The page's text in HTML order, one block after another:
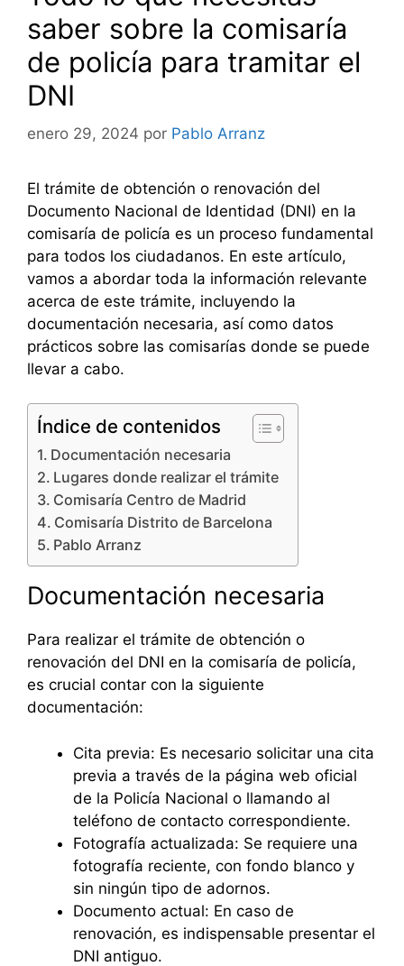
saber sobre la comisaría
de policía para tramitar el
DNI
enero 29, 2024 por Pablo Arranz
El trámite de obtención o renovación del
Documento Nacional de Identidad (DNI) en la
comisaría de policía es un proceso fundamental
para todos los ciudadanos. En este artículo,
vamos a abordar toda la información relevante
acerca de este trámite, incluyendo la
documentación necesaria, así como datos
prácticos sobre las comisarías donde se puede
llevar a cabo.
Índice de contenidos
Documentación necesaria
Lugares donde realizar el trámite
Comisaría Centro de Madrid
Comisaría Distrito de Barcelona
Pablo Arranz
Documentación necesaria
Para realizar el trámite de obtención o
renovación del DNI en la comisaría de policía,
es crucial contar con la siguiente
documentación:
Cita previa: Es necesario solicitar una cita
previa a través de la página web oficial
de la Policía Nacional o llamando al
teléfono de contacto correspondiente.
Fotografía actualizada: Se requiere una
fotografía reciente, con fondo blanco y
sin ningún tipo de adornos.
Documento actual: En caso de
renovación, es indispensable presentar el
DNI antiguo.